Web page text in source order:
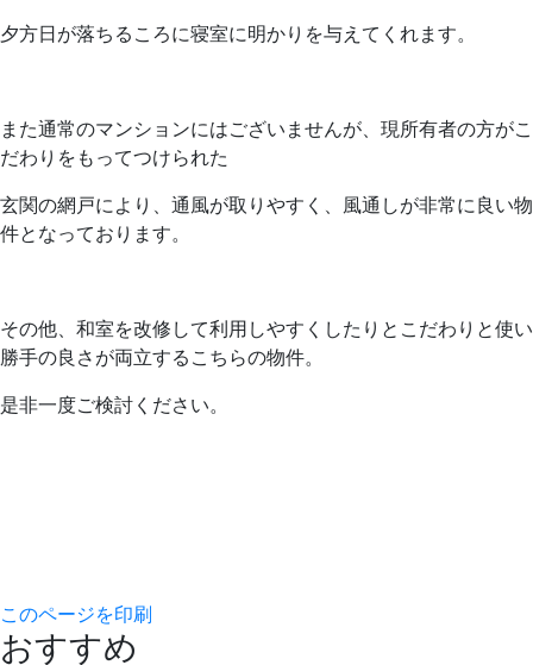
夕方日が落ちるころに寝室に明かりを与えてくれます。
また通常のマンションにはございませんが、現所有者の方がこ
だわりをもってつけられた
玄関の網戸により、通風が取りやすく、風通しが非常に良い物
件となっております。
その他、和室を改修して利用しやすくしたりとこだわりと使い
勝手の良さが両立するこちらの物件。
是非一度ご検討ください。
このページを印刷
おすすめ